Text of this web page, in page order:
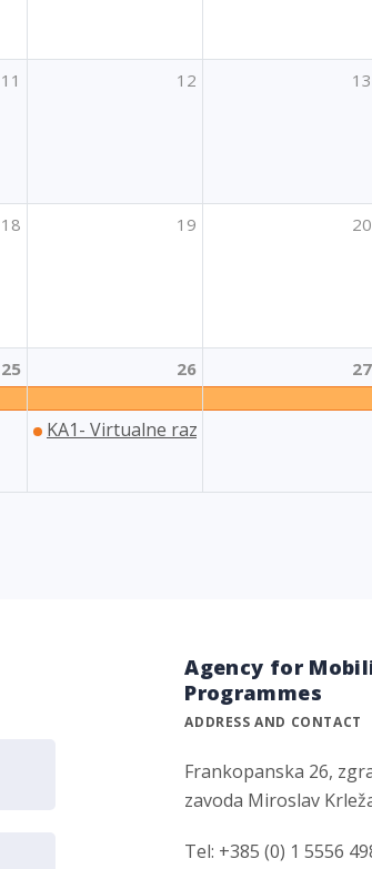
11 12 13
18 19 20
25 26
KA1- Virtualne razmjene u području
27
Agency for
Programmes
ADDRESS AND CONTACT
Frankopanska 26,
zavoda Miroslav
Tel: +385 (0) 1 5556